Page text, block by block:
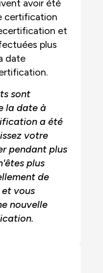
avoir été
certification
et
plus
date
sont
la date à
a été
votre
pendant plus
plus
de
vous
nouvelle